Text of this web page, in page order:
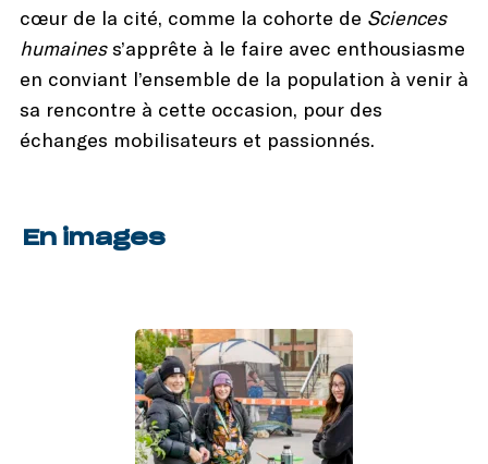
cœur de la cité, comme la cohorte de Sciences
humainess’apprête à le faire avec enthousiasme
en conviant l’ensemble de la population à venir à
sa rencontre à cette occasion, pour des
échanges mobilisateurs et passionnés.
En images